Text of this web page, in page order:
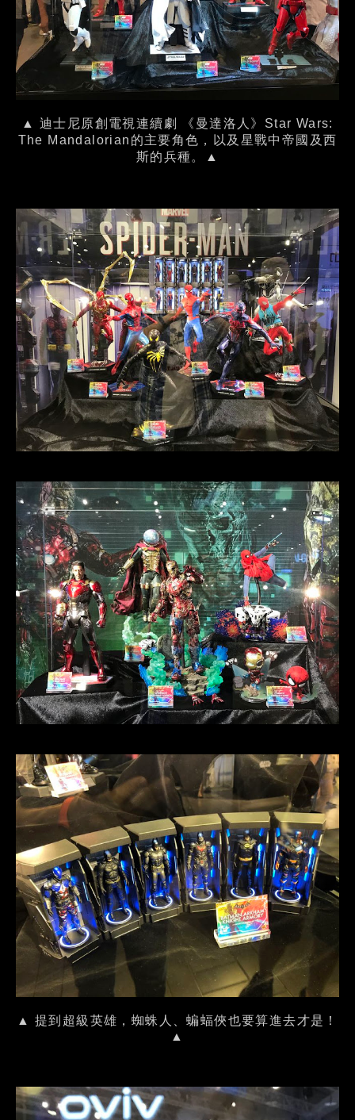
▲ 迪士尼原創電視連續劇 《曼達洛人》Star Wars:
The Mandalorian的主要角色，以及星戰中帝國及西
斯的兵種。▲
▲ 提到超級英雄，蜘蛛人、蝙蝠俠也要算進去才是！
▲